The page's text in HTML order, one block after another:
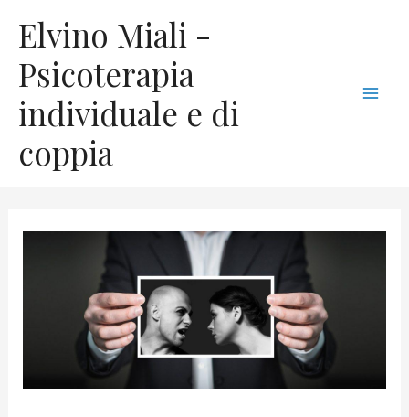
contenuto
Elvino Miali -
Psicoterapia
individuale e di
coppia
a
t
e
g
o
r